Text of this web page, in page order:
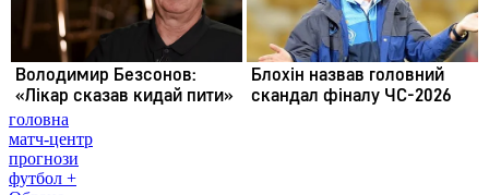
головна
матч-центр
прогнози
футбол +